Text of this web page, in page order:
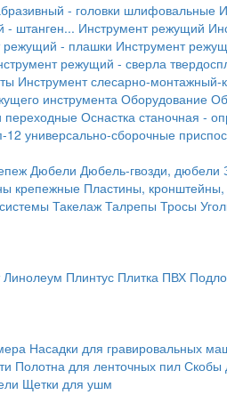
- головки шлифовальные
- штанген... Инструмент режущий
режущий - плашки Инструмент
режущий - сверла
Инструмент слесарно-монтажный-
инструмента Оборудование
переходныеОснастка станочная -
12 универсально-сборочные
Дюбели Дюбель-гвозди, дюбели
крепежные Пластины, кронштейны,
Такелаж Талрепы Тросы
Линолеум Плинтус Плитка ПВХ
Насадки для гравировальных
Полотна для ленточных пил Скобы
Щетки для ушм